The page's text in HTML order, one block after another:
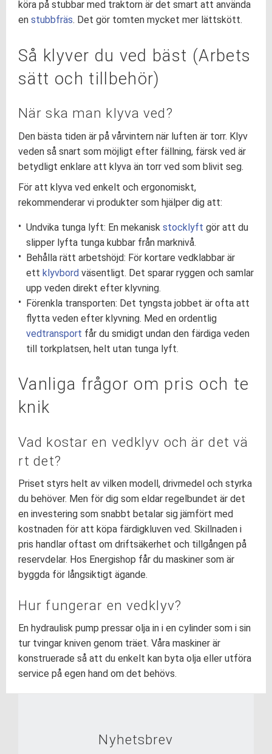
köra på stubbar med traktorn är det smart att använda
en stubbfräs. Det gör tomten mycket mer lättskött.
Så klyver du ved bäst (Arbets
sätt och tillbehör)
När ska man klyva ved?
Den bästa tiden är på vårvintern när luften är torr. Klyv
veden så snart som möjligt efter fällning, färsk ved är
betydligt enklare att klyva än torr ved som blivit seg.
För att klyva ved enkelt och ergonomiskt,
rekommenderar vi produkter som hjälper dig att:
Undvika tunga lyft: En mekanisk stocklyft gör att du
slipper lyfta tunga kubbar från marknivå.
Behålla rätt arbetshöjd: För kortare vedklabbar är
ett klyvbord väsentligt. Det sparar ryggen och samlar
upp veden direkt efter klyvning.
Förenkla transporten: Det tyngsta jobbet är ofta att
flytta veden efter klyvning. Med en ordentlig
vedtransport får du smidigt undan den färdiga veden
till torkplatsen, helt utan tunga lyft.
Vanliga frågor om pris och te
knik
Vad kostar en vedklyv och är det vä
rt det?
Priset styrs helt av vilken modell, drivmedel och styrka
du behöver. Men för dig som eldar regelbundet är det
en investering som snabbt betalar sig jämfört med
kostnaden för att köpa färdigkluven ved. Skillnaden i
pris handlar oftast om driftsäkerhet och tillgången på
reservdelar. Hos Energishop får du maskiner som är
byggda för långsiktigt ägande.
Hur fungerar en vedklyv?
En hydraulisk pump pressar olja in i en cylinder som i sin
tur tvingar kniven genom träet. Våra maskiner är
konstruerade så att du enkelt kan byta olja eller utföra
service på egen hand om det behövs.
Nyhetsbrev